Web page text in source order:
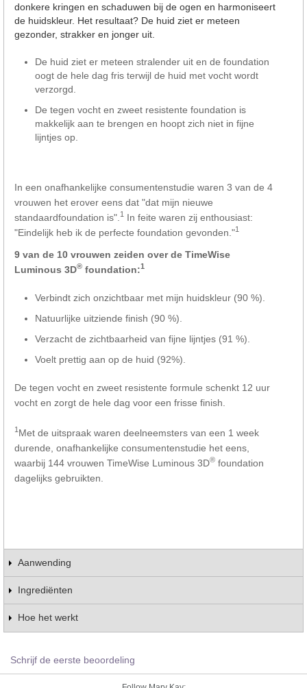
donkere kringen en schaduwen bij de ogen en harmoniseert
de huidskleur. Het resultaat? De huid ziet er meteen
gezonder, strakker en jonger uit.
De huid ziet er meteen stralender uit en de foundation
oogt de hele dag fris terwijl de huid met vocht wordt
verzorgd.
De tegen vocht en zweet resistente foundation is
makkelijk aan te brengen en hoopt zich niet in fijne
lijntjes op.
In een onafhankelijke consumentenstudie waren 3 van de 4
vrouwen het erover eens dat "dat mijn nieuwe
standaardfoundation is". 1
In feite waren zij enthousiast:
"Eindelijk heb ik de perfecte foundation gevonden."1
9 van de 10 vrouwen zeiden over de TimeWise
Luminous 3D® foundation:1
Verbindt zich onzichtbaar met mijn huidskleur (90 %).
Natuurlijke uitziende finish (90 %).
Verzacht de zichtbaarheid van fijne lijntjes (91 %).
Voelt prettig aan op de huid (92%).
De tegen vocht en zweet resistente formule schenkt 12 uur
vocht en zorgt de hele dag voor een frisse finish.
1 Met de uitspraak waren deelneemsters van een 1 week
durende, onafhankelijke consumentenstudie het eens,
waarbij 144 vrouwen TimeWise Luminous 3D® foundation
dagelijks gebruikten.
Aanwending
Ingrediënten
Hoe het werkt
Schrijf de eerste beoordeling